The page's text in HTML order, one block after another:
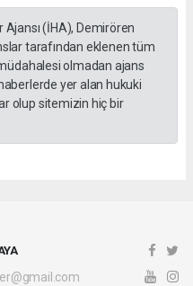
(İHA), Demirören
tarafından eklenen tüm
olmadan ajans
yer alan hukuki
olup sitemizin hiç bir